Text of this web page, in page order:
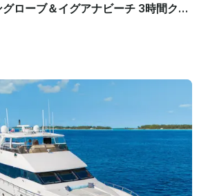
動植物愛好家マングローブ＆イグアナビーチ 3時間クリアカヤックエコツアー